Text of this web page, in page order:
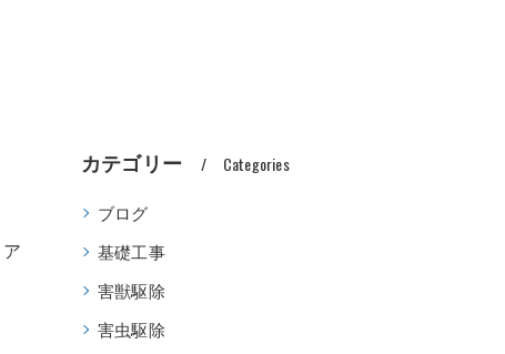
カテゴリー Categories
ブログ
基礎工事
害獣駆除
害虫駆除